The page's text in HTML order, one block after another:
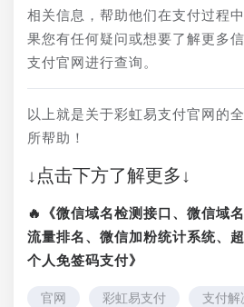
相关信息，帮助他们在支付过程
果您有任何疑问或想要了解更多
支付官网进行查询。
以上就是关于彩虹易支付官网的
所帮助！
↓点击下方了解更多↓
🔥《微信域名检测接口、微信域
流量排名、微信加粉统计系统、
个人免签码支付》
官网 彩虹易支付 支付解